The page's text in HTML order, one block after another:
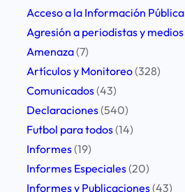
h
Acceso a la Información Pública
Agresión a periodistas y medios
Amenaza(7)
Artículos y Monitoreo(328)
Comunicados(43)
Declaraciones(540)
Futbol para todos(14)
Informes(19)
Informes Especiales(20)
Informes y Publicaciones(43)